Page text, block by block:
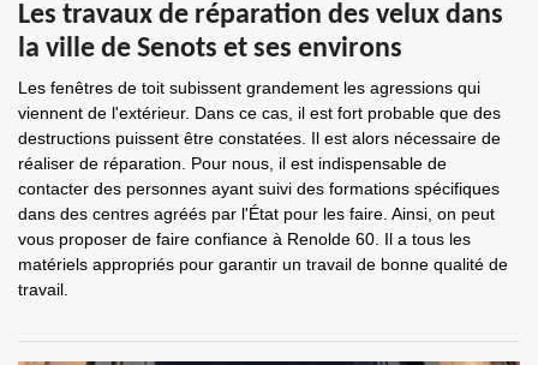
Les travaux de réparation des velux dans
la ville de Senots et ses environs
Les fenêtres de toit subissent grandement les agressions qui
viennent de l'extérieur. Dans ce cas, il est fort probable que des
destructions puissent être constatées. Il est alors nécessaire de
réaliser de réparation. Pour nous, il est indispensable de
contacter des personnes ayant suivi des formations spécifiques
dans des centres agréés par l'État pour les faire. Ainsi, on peut
vous proposer de faire confiance à Renolde 60. Il a tous les
matériels appropriés pour garantir un travail de bonne qualité de
travail.